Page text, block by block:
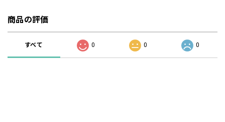
商品の評価
すべて 0 0 0